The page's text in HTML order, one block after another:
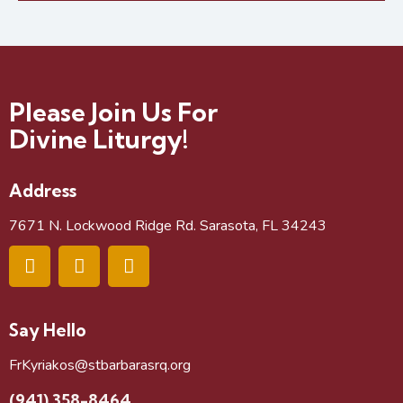
t
Please Join Us For
Divine Liturgy!
Address
7671 N. Lockwood Ridge Rd. Sarasota, FL 34243
Say Hello
FrKyriakos@stbarbarasrq.org